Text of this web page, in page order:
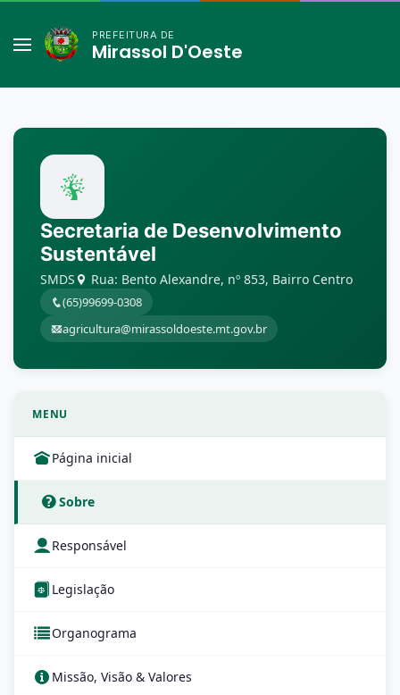
PREFEITURA DE
Mirassol D'Oeste
Secretaria de Desenvolvimento
Sustentável
SMDS Rua: Bento Alexandre, nº 853, Bairro Centro
(65)99699-0308
agricultura@mirassoldoeste.mt.gov.br
MENU
Página inicial
Sobre
Responsável
Legislação
Organograma
Missão, Visão & Valores